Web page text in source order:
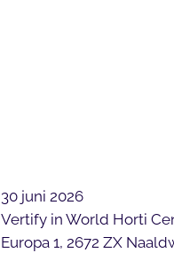
30 juni 2026
Vertify in World Horti
Europa 1, 2672 ZX